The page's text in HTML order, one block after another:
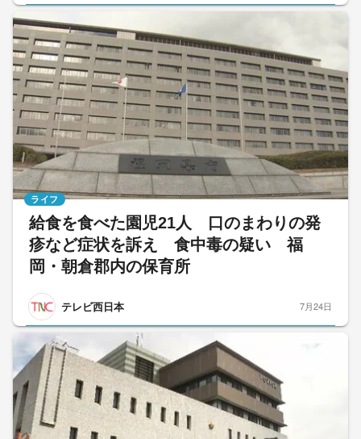
給食を食べた園児21人 口のまわりの発
疹など症状を訴え 食中毒の疑い 福
岡・朝倉郡内の保育所
テレビ西日本
ライフ
7月24日